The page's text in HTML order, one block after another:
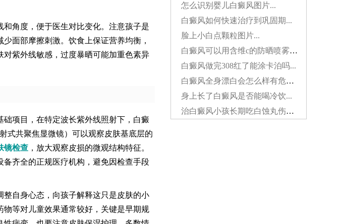
角度，便于医生对比变化。注意孩子是
面部摩擦刺激。饮食上保证营养均衡，
紫外线敏感，过度暴晒可能加重色素异
础项目，在特定波长紫外线照射下，白癜
式共聚焦显微镜）可以观察皮肤基底层的
镜检查，放大观察皮损的微观结构特征。
齐全的正规医疗机构，避免因检查手段
自身心态，向孩子解释这只是皮肤的小
物等对儿童效果通常较好，关键是早期规
怎么识别婴儿白癜风图片...
白癜风如何快速治疗到巩固期...
脸上小白点颗粒图片...
白癜风可以用含维c的防晒喷雾吗...
白癜风做完308红了能涂卡泊吗...
白癜风全身漂白会怎么样有危害吗...
身上长了白癜风是否能喝冷饮...
治白癜风小孩长期吃白蚀丸伤肝吗...